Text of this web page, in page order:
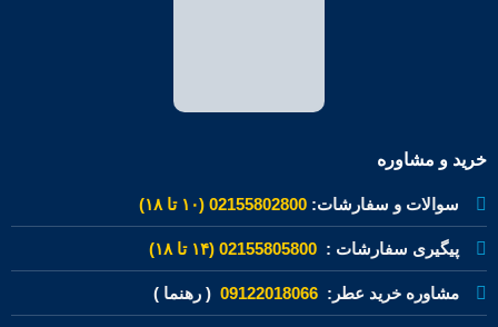
خرید و مشاوره
سوالات و سفارشات: 02155802800 (۱۰ تا ۱۸)
پیگیری سفارشات : 02155805800 (۱۴ تا ۱۸)
مشاوره خرید عطر: 09122018066 ( رهنما )